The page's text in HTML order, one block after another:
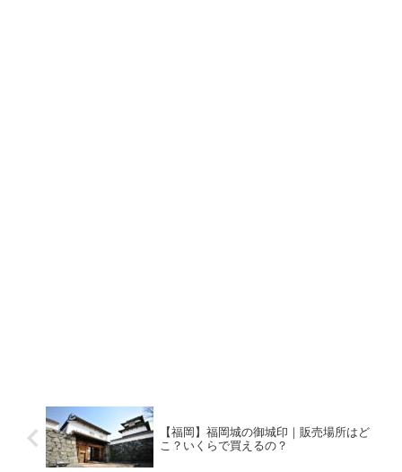
【福岡】福岡城の御城印｜販売場所はど
こ？いくらで買えるの？